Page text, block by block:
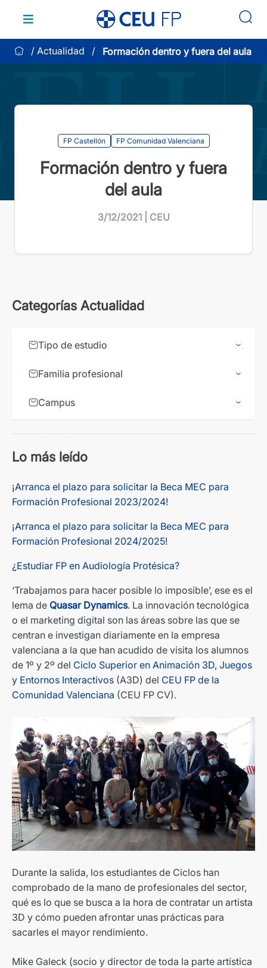
contenido
Actualidad
Formación dentro y fuera del aula
FP Castellón FP Comunidad Valenciana
Formación dentro y fuera
del aula
3/12/2021 | CEU
‘Trabajamos para hacer posible lo imposible’, ese es el
lema de Quasar Dynamics. La innovación tecnológica
o el marketing digital son las áreas sobre las que se
centran e investigan diariamente en la empresa
valenciana a la que han acudido de visita los alumnos
de 1º y 2º del Ciclo Superior en Animación 3D, Juegos
y Entornos Interactivos (A3D) del CEU FP de la
Comunidad Valenciana (CEU FP CV).
Durante la salida, los estudiantes de Ciclos han
comprobado de la mano de profesionales del sector,
qué es lo que se busca a la hora de contratar un artista
3D y cómo pueden afrontar unas prácticas para
sacarles el mayor rendimiento.
Mike Galeck (socio y director de toda la parte artística
Categorías Actualidad
Tipo de estudio
Familia profesional
Campus
Lo más leído
¡Arranca el plazo para solicitar la Beca MEC para
Formación Profesional 2023/2024!
¡Arranca el plazo para solicitar la Beca MEC para
Formación Profesional 2024/2025!
¿Estudiar FP en Audiología Protésica?